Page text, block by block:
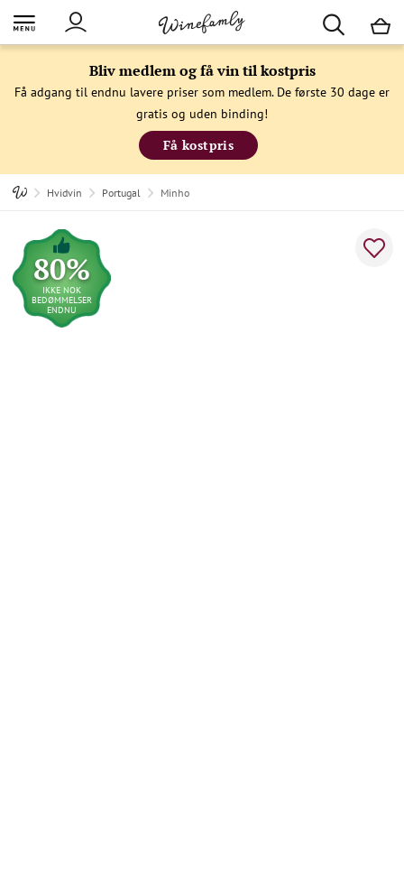
Bliv medlem og få vin til kostpris
Få adgang til endnu lavere priser som medlem. De første 30 dage er
gratis og uden binding!
Få kostpris
Hvidvin Portugal Minho
80%
IKKE NOK
BEDØMMELSER
ENDNU